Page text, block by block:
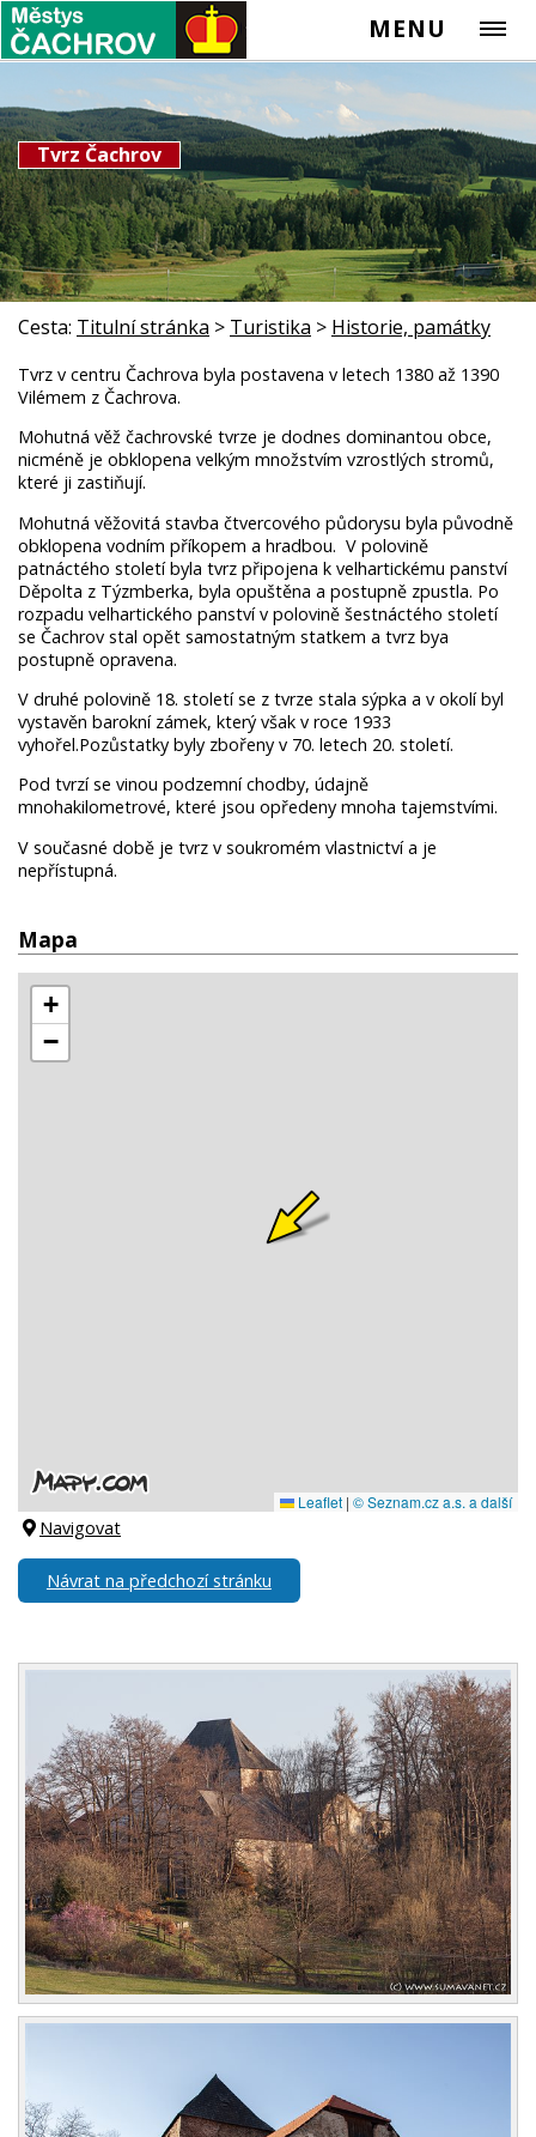
MENU
Tvrz Čachrov
Cesta: Titulní stránka > Turistika > Historie, památky
Tvrz v centru Čachrova byla postavena v letech 1380 až 1390
Vilémem z Čachrova.
Mohutná věž čachrovské tvrze je dodnes dominantou obce,
nicméně je obklopena velkým množstvím vzrostlých stromů,
které ji zastiňují.
Mohutná věžovitá stavba čtvercového půdorysu byla původně
obklopena vodním příkopem a hradbou. V polovině
patnáctého století byla tvrz připojena k velhartickému panství
Děpolta z Týzmberka, byla opuštěna a postupně zpustla. Po
rozpadu velhartického panství v polovině šestnáctého století
se Čachrov stal opět samostatným statkem a tvrz bya
postupně opravena.
V druhé polovině 18. století se z tvrze stala sýpka a v okolí byl
vystavěn barokní zámek, který však v roce 1933
vyhořel.Pozůstatky byly zbořeny v 70. letech 20. století.
Pod tvrzí se vinou podzemní chodby, údajně
mnohakilometrové, které jsou opředeny mnoha tajemstvími.
V současné době je tvrz v soukromém vlastnictví a je
nepřístupná.
Mapa
Navigovat
Návrat na předchozí stránku